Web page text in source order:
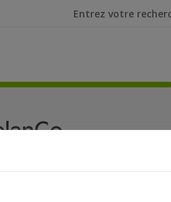
Je cherche